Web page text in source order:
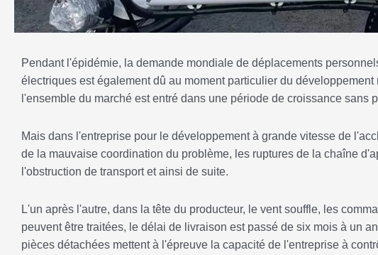
Pendant l'épidémie, la demande mondiale de déplacements
électriques est également dû au moment particulier du
l'ensemble du marché est entré dans une période de croissance sans
Mais dans l'entreprise pour le développement à grande vitesse de
de la mauvaise coordination du problème, les ruptures de la chaîne
l'obstruction de transport et ainsi de suite.
L'un après l'autre, dans la tête du producteur, le vent souffle, les
peuvent être traitées, le délai de livraison est passé de six mois à un
pièces détachées mettent à l'épreuve la capacité de l'entreprise à